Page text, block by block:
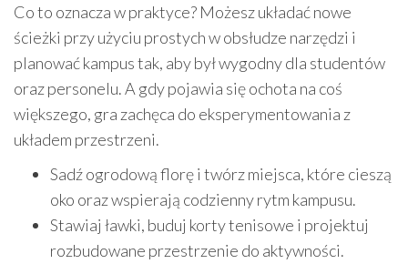
Co to oznacza w praktyce? Możesz układać nowe
ścieżki przy użyciu prostych w obsłudze narzędzi i
planować kampus tak, aby był wygodny dla studentów
oraz personelu. A gdy pojawia się ochota na coś
większego, gra zachęca do eksperymentowania z
układem przestrzeni.
Sadź ogrodową florę i twórz miejsca, które cieszą
oko oraz wspierają codzienny rytm kampusu.
Stawiaj ławki, buduj korty tenisowe i projektuj
rozbudowane przestrzenie do aktywności.